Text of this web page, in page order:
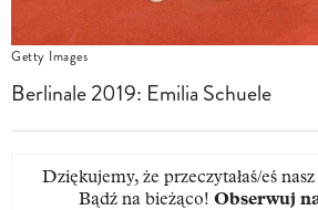
Getty Images
Berlinale 2019: Emilia Schuele
Dziękujemy, że przeczytałaś/eś
Bądź na bieżąco! Obserwuj